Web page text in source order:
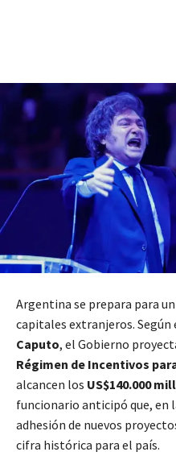
Argentina se prepara para
capitales extranjeros.
Caputo, el Gobierno
Régimen de Incentivos
alcancen los US$140.000
funcionario anticipó que, en
adhesión de nuevos
cifra histórica para el país.